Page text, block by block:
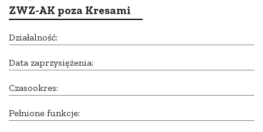
ZWZ-AK poza Kresami
Działalność:
Data zaprzysiężenia:
Czasookres:
Pełnione funkcje: